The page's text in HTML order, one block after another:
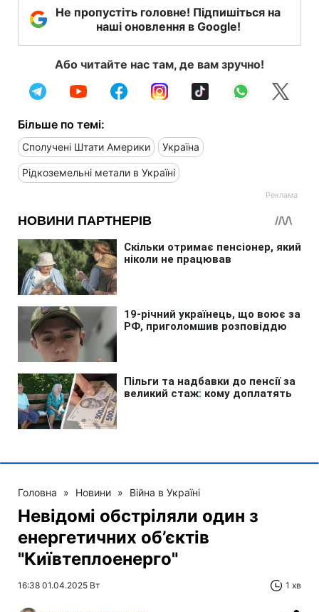
Не пропустіть головне! Підпишіться на
наші оновлення в Google!
Або читайте нас там, де вам зручно!
Більше по темі:
Сполучені Штати Америки Україна
Рідкоземельні метали в Україні
Головна » Новини » Війна в Україні
Невідомі обстріляли один з
енергетичних об’єктів
"Київтеплоенерго"
16:38 01.04.2025 Вт 1 хв